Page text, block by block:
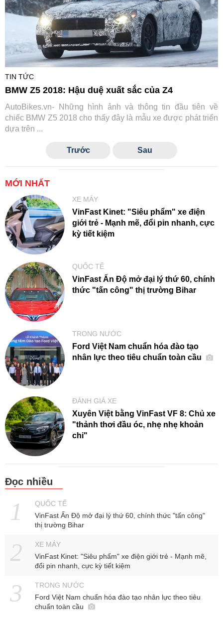
TIN TỨC
BMW Z5 2018: Hậu duệ xuất sắc của Z4
AutoBikes.vn- Những hình ảnh và thông tin đầu tiên về
chiếc BMW Z5 2018 cho thấy đây là mẫu xe được phát triển
dựa trên ...
Trước Sau
MỚI NHẤT
XE MÁY
VinFast Kinet: "Siêu phẩm" xe điện
giới trẻ - Mạnh mẽ, đổi pin nhanh, cực
kỳ tiết kiệm
QUỐC TẾ
VinFast Ấn Độ mở đại lý thứ 60, chính
thức "tấn công" thị trường Bihar
TRONG NƯỚC
Ford Việt Nam chuẩn hóa đào tạo
nhân lực theo tiêu chuẩn toàn cầu
ĐÁNH GIÁ XE
Xuyên Việt bằng VinFast VF 8: Chủ xe
"thảnh thơi đầu óc, nhẹ nhẹ khoản
chi"
Đọc nhiều
QUỐC TẾ
VinFast Ấn Độ mở đại lý thứ 60, chính thức "tấn công"
thị trường Bihar
XE MÁY
VinFast Kinet: "Siêu phẩm" xe điện giới trẻ - Mạnh mẽ,
đổi pin nhanh, cực kỳ tiết kiệm
TRONG NƯỚC
Ford Việt Nam chuẩn hóa đào tạo nhân lực theo tiêu
chuẩn toàn cầu